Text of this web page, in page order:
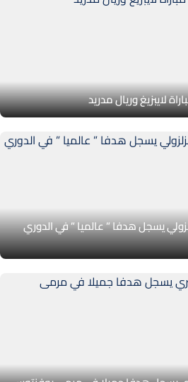
وريال مدريد
يسجل هدفا ” عالميا ” في الدوري